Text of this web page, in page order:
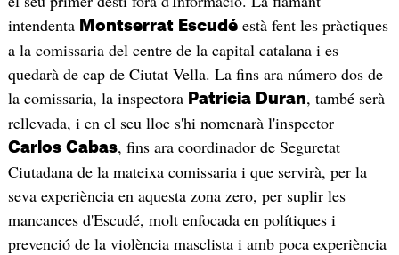
intendenta Montserrat Escudéestà fent les pràctiques
a la comissaria del centre de la capital catalana i es
quedarà de cap de Ciutat Vella. La fins ara número dos de
la comissaria, la inspectora Patrícia Duran, també serà
rellevada, i en el seu lloc s'hi nomenarà l'inspector
Carlos Cabas, fins ara coordinador de Seguretat
Ciutadana de la mateixa comissaria i que servirà, per la
seva experiència en aquesta zona zero, per suplir les
mancances d'Escudé, molt enfocada en polítiques i
prevenció de la violència masclista i amb poca experiència